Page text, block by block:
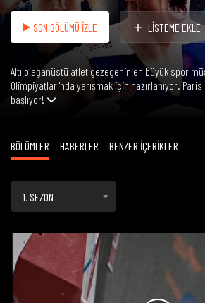
SON BÖLÜMÜ İZLE LİSTEME EKLE
Altı olağanüstü atlet gezegenin en büyük spor
Olimpiyatları'nda yarışmak için hazırlanıyor.
başlıyor!
BÖLÜMLER HABERLER BENZER İÇERİKLER
1. SEZON